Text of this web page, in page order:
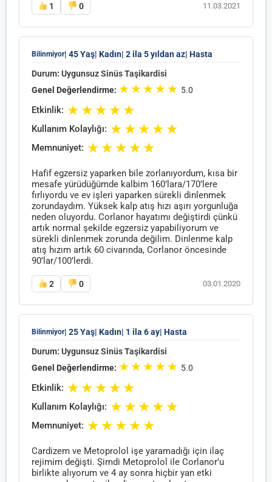
1 0 11.03.2021
Bilinmiyor| 45 Yaş| Kadın| 2 ila 5 yıldan az| Hasta
Durum: Uygunsuz Sinüs Taşikardisi
Genel Değerlendirme: ★★★★★ 5.0
Etkinlik: ★ ★ ★ ★ ★
Kullanım Kolaylığı: ★ ★ ★ ★ ★
Memnuniyet: ★ ★ ★ ★ ★
Hafif egzersiz yaparken bile zorlanıyordum, kısa bir
mesafe yürüdüğümde kalbim 160’lara/170’lere
fırlıyordu ve ev işleri yaparken sürekli dinlenmek
zorundaydım. Yüksek kalp atış hızı aşırı yorgunluğa
neden oluyordu. Corlanor hayatımı değiştirdi çünkü
artık normal şekilde egzersiz yapabiliyorum ve
sürekli dinlenmek zorunda değilim. Dinlenme kalp
atış hızım artık 60 civarında, Corlanor öncesinde
90’lar/100’lerdi.
2 0 03.01.2020
Bilinmiyor| 25 Yaş| Kadın| 1 ila 6 ay| Hasta
Durum: Uygunsuz Sinüs Taşikardisi
Genel Değerlendirme: ★★★★★ 5.0
Etkinlik: ★ ★ ★ ★ ★
Kullanım Kolaylığı: ★ ★ ★ ★ ★
Memnuniyet: ★ ★ ★ ★ ★
Cardizem ve Metoprolol işe yaramadığı için ilaç
rejimim değişti. Şimdi Metoprolol ile Corlanor’u
birlikte alıyorum ve 4 ay sonra hiçbir yan etki